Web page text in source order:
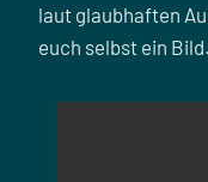
laut glaubhaften
euch selbst ein